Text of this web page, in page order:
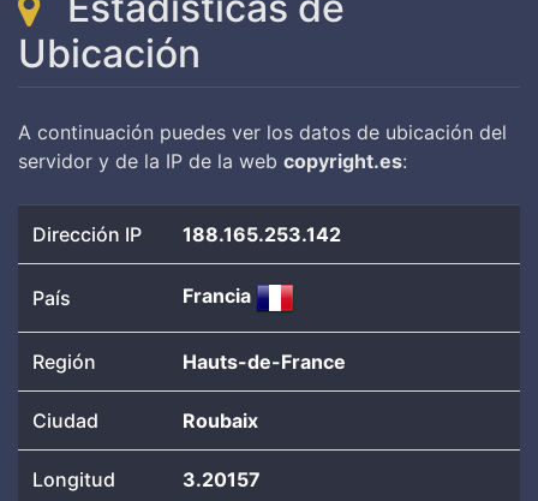
Ubicación
A continuación puedes ver los datos de ubicación del
servidor y de la IP de la web copyright.es:
Dirección IP 188.165.253.142
País Francia
Región Hauts-de-France
Ciudad Roubaix
Longitud 3.20157